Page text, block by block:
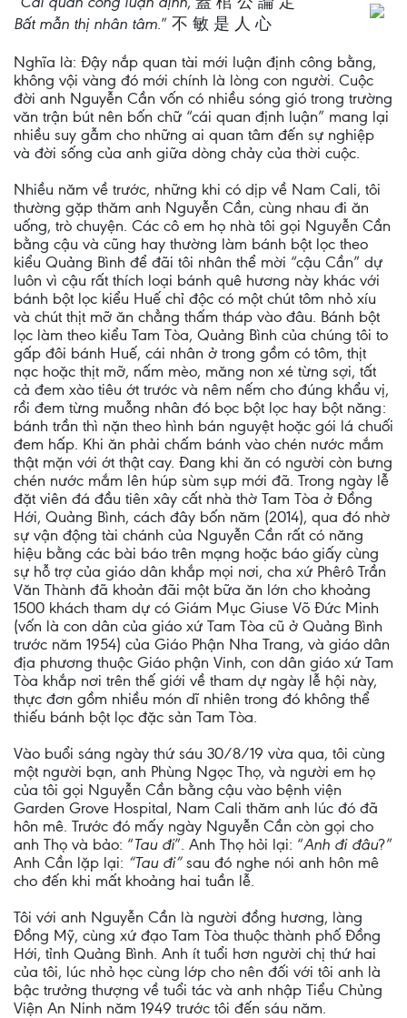
Bất mẫn thị nhân tâm.” 不 敏 是 人 心
Nghĩa là: Đậy nắp quan tài mới luận định công bằng,
không vội vàng đó mới chính là lòng con người. Cuộc
đời anh Nguyễn Cần vốn có nhiều sóng gió trong trường
văn trận bút nên bốn chữ “cái quan định luận” mang lại
nhiều suy gẫm cho những ai quan tâm đến sự nghiệp
và đời sống của anh giữa dòng chảy của thời cuộc.
Nhiều năm về trước, những khi có dịp về Nam Cali, tôi
thường gặp thăm anh Nguyễn Cần, cùng nhau đi ăn
uống, trò chuyện. Các cô em họ nhà tôi gọi Nguyễn Cần
bằng cậu và cũng hay thường làm bánh bột lọc theo
kiểu Quảng Bình để đãi tôi nhân thể mời “cậu Cần” dự
luôn vì cậu rất thích loại bánh quê hương này khác với
bánh bột lọc kiểu Huế chỉ độc có một chút tôm nhỏ xíu
và chút thịt mỡ ăn chẳng thấm tháp vào đâu. Bánh bột
lọc làm theo kiểu Tam Tòa, Quảng Bình của chúng tôi to
gấp đôi bánh Huế, cái nhân ở trong gồm có tôm, thịt
nạc hoặc thịt mỡ, nấm mèo, măng non xé từng sợi, tất
cả đem xào tiêu ớt trước và nêm nếm cho đúng khẩu vị,
rồi đem từng muỗng nhân đó bọc bột lọc hay bột năng:
bánh trần thì nặn theo hình bán nguyệt hoặc gói lá chuối
đem hấp. Khi ăn phải chấm bánh vào chén nước mắm
thật mặn với ớt thật cay. Đang khi ăn có người còn bưng
chén nước mắm lên húp sùm sụp mới đã. Trong ngày lễ
đặt viên đá đầu tiên xây cất nhà thờ Tam Tòa ở Đồng
Hới, Quảng Bình, cách đây bốn năm (2014), qua đó nhờ
sự vận động tài chánh của Nguyễn Cần rất có năng
hiệu bằng các bài báo trên mạng hoặc báo giấy cùng
sự hỗ trợ của giáo dân khắp mọi nơi, cha xứ Phêrô Trần
Văn Thành đã khoản đãi một bữa ăn lớn cho khoảng
1500 khách tham dự có Giám Mục Giuse Võ Đức Minh
(vốn là con dân của giáo xứ Tam Tòa cũ ở Quảng Bình
trước năm 1954) của Giáo Phận Nha Trang, và giáo dân
địa phương thuộc Giáo phận Vinh, con dân giáo xứ Tam
Tòa khắp nơi trên thế giới về tham dự ngày lễ hội này,
thực đơn gồm nhiều món dĩ nhiên trong đó không thể
thiếu bánh bột lọc đặc sản Tam Tòa.
Vào buổi sáng ngày thứ sáu 30/8/19 vừa qua, tôi cùng
một người bạn, anh Phùng Ngọc Thọ, và người em họ
của tôi gọi Nguyễn Cần bằng cậu vào bệnh viện
Garden Grove Hospital, Nam Cali thăm anh lúc đó đã
hôn mê. Trước đó mấy ngày Nguyễn Cần còn gọi cho
anh Thọ và bảo: “Tau đi”. Anh Thọ hỏi lại: “Anh đi đâu?”
Anh Cần lặp lại: “Tau đi” sau đó nghe nói anh hôn mê
cho đến khi mất khoảng hai tuần lễ.
Tôi với anh Nguyễn Cần là người đồng hương, làng
Đồng Mỹ, cùng xứ đạo Tam Tòa thuộc thành phố Đồng
Hới, tỉnh Quảng Bình. Anh ít tuổi hơn người chị thứ hai
của tôi, lúc nhỏ học cùng lớp cho nên đối với tôi anh là
bậc trưởng thượng về tuổi tác và anh nhập Tiểu Chủng
Viện An Ninh năm 1949 trước tôi đến sáu năm.